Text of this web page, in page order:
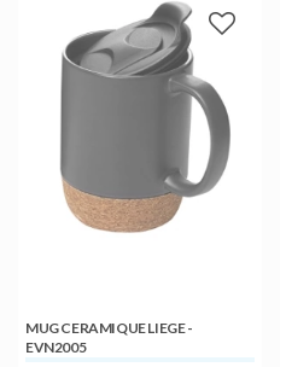
MUG CERAMIQUE LIEGE -
EVN2005